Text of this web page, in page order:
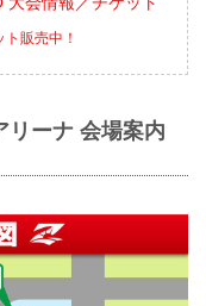
販売中！
リーナ 会場案内